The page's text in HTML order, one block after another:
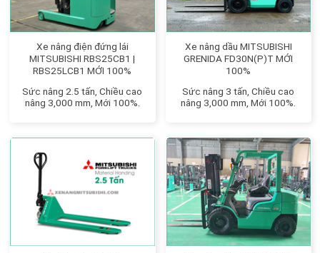
Xe nâng điện đứng lái
MITSUBISHI RBS25CB1 |
RBS25LCB1 MỚI 100%
Sức nâng 2.5 tấn, Chiều cao
nâng 3,000 mm, Mới 100%.
Xe nâng dầu MITSUBISHI
GRENIDA FD30N(P)T MỚI
100%
Sức nâng 3 tấn, Chiều cao
nâng 3,000 mm, Mới 100%.